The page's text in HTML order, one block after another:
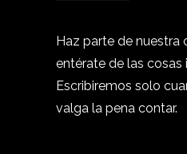
Haz parte de nuestra
entérate de las cosas
Escribiremos solo
valga la pena contar.